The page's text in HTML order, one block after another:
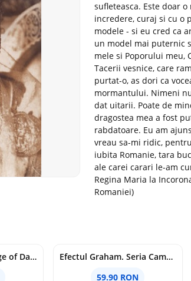
sufleteasca. Este doar
incredere, curaj si cu o
modele - si eu cred ca
un model mai puternic
mele si Poporului meu,
Tacerii vesnice, care
purtat-o, as dori ca
mormantului. Nimeni
dat uitarii. Poate de
dragostea mea a fost
rabdatoare. Eu am
vreau sa-mi ridic,
iubita Romanie, tara
ale carei carari le-am
Regina Maria la
Romaniei)
Voracious. Seria Edge of Darkness Vol.2
Efectul Graham. Seria Campus Diaries Vol.1
59.90 RON